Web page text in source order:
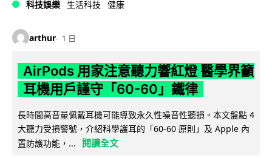
科技娛樂 生活科技 健康
arthur 1 日
AirPods 用家注意聽力響紅燈 醫學界籲
耳機用戶謹守「60-60」鐵律
長時間高音量佩戴耳機可能導致永久性噪音性聽損。本文盤點 4
大聽力受損警號，介紹科學護耳的「60-60 原則」及 Apple 內
置防護功能，...
閱讀全文